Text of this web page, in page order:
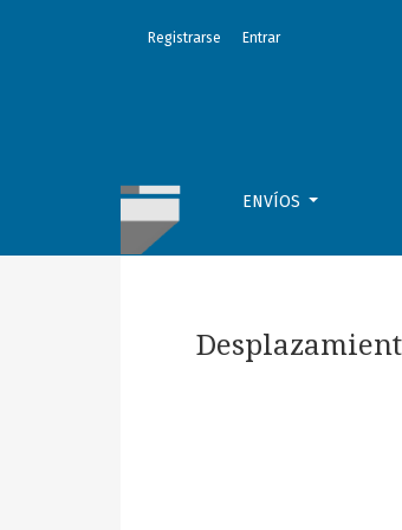
Desplazamiento forzado
ENVÍOS
Registrarse Entrar